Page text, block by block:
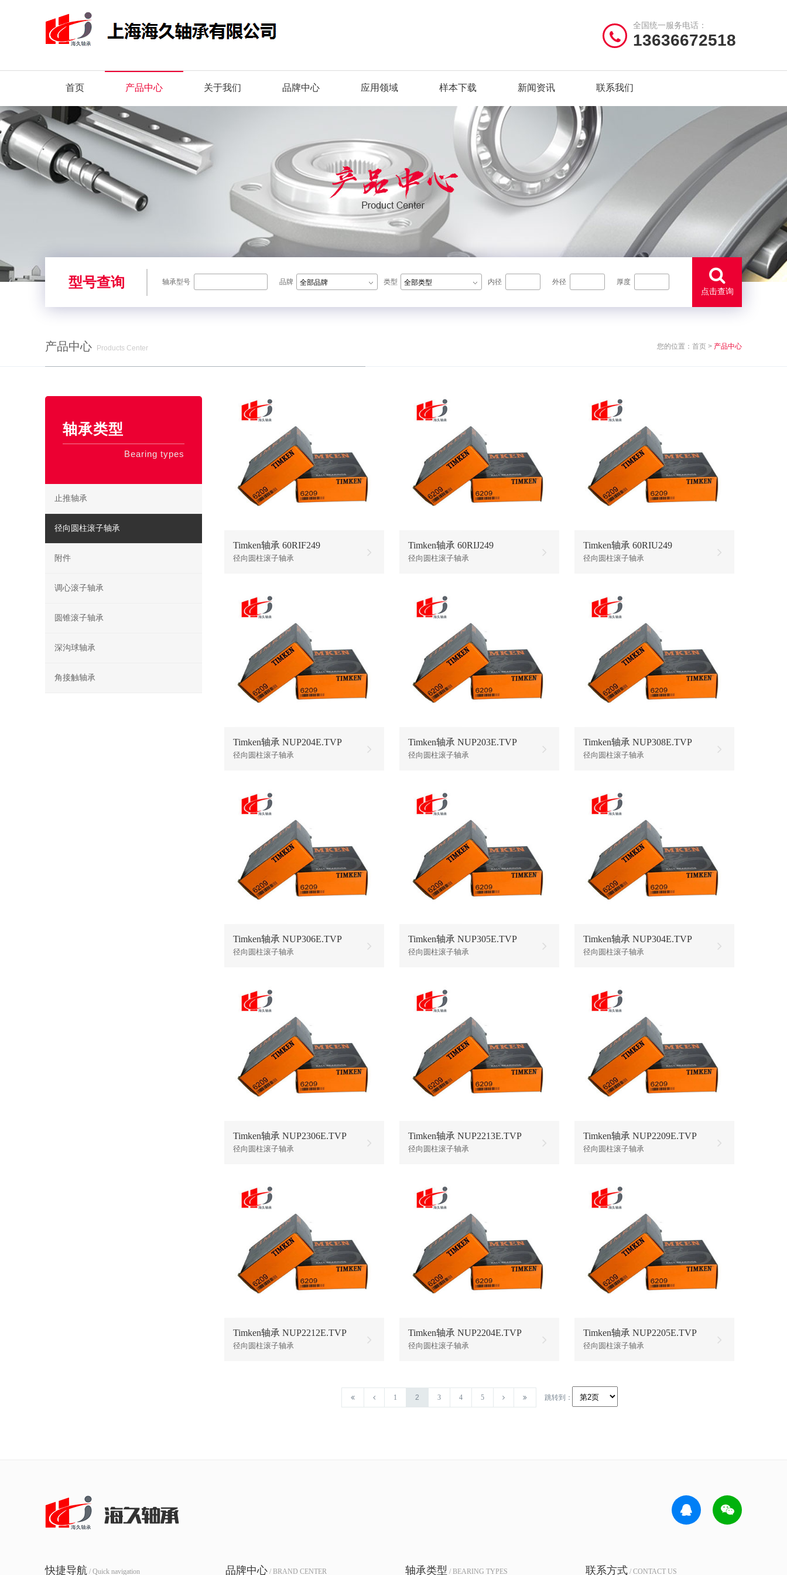
全国统一服务电话：
13636672518
首页 产品中心 关于我们 品牌中心 应用领域 样本下载 新闻资讯 联系我们
型号查询 轴承型号 品牌 全部品牌 类型 全部类型 内径 外径 厚度
点击查询
产品中心
Products Center
您的位置： 首页 > 产品中心
Timken轴承 60RIF249
径向圆柱滚子轴承
Timken轴承 60RIJ249
径向圆柱滚子轴承
Timken轴承 60RIU249
径向圆柱滚子轴承
Timken轴承 NUP204E.TVP
径向圆柱滚子轴承
Timken轴承 NUP203E.TVP
径向圆柱滚子轴承
Timken轴承 NUP308E.TVP
径向圆柱滚子轴承
Timken轴承 NUP306E.TVP
径向圆柱滚子轴承
Timken轴承 NUP305E.TVP
径向圆柱滚子轴承
Timken轴承 NUP304E.TVP
径向圆柱滚子轴承
Timken轴承 NUP2306E.TVP
径向圆柱滚子轴承
Timken轴承 NUP2213E.TVP
径向圆柱滚子轴承
Timken轴承 NUP2209E.TVP
径向圆柱滚子轴承
Timken轴承 NUP2212E.TVP
径向圆柱滚子轴承
Timken轴承 NUP2204E.TVP
径向圆柱滚子轴承
Timken轴承 NUP2205E.TVP
径向圆柱滚子轴承
1 2 3 4 5 跳转到：
轴承类型
Bearing types
止推轴承
径向圆柱滚子轴承
附件
调心滚子轴承
圆锥滚子轴承
深沟球轴承
角接触轴承
快捷导航 / Quick navigation 品牌中心/ BRAND CENTER 轴承类型 / BEARING TYPES 联系方式/ CONTACT US